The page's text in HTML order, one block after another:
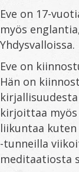
Eve on 17-
myös
Yhdysvalloissa.
Eve on
Hän on
kirjoittaa myös
liikuntaa kuten
-tunneilla
meditaatiosta